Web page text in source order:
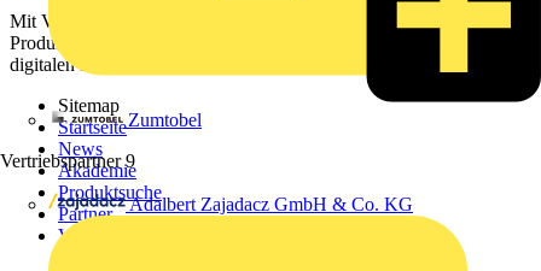
Zumtobel
Vertriebspartner 9
Adalbert Zajadacz GmbH & Co. KG
Mit Voltimum erhalten Elektrofachkräfte Zugang zu Branchennews,
Produktinformationen, Schulungen und Tools – alles auf einer
digitalen Plattform und Community.
Sitemap
Startseite
News
Akademie
Produktsuche
Partner
Voltimum+